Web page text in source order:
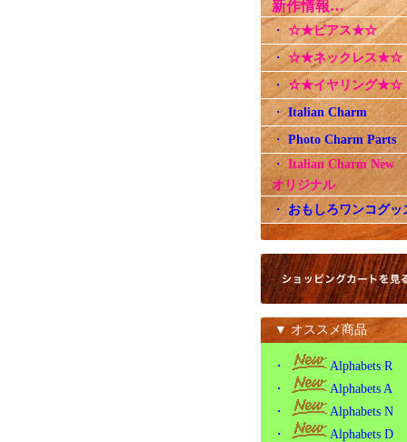
新作情報…
・ ☆★ピアス★☆
・ ☆★ネックレス★☆
・☆★イヤリング★☆
・Italian Charm
・Photo Charm Parts
・ Italian Charm
オリジナル
・ おもしろワンコグッ
▼ オススメ商品
・
Alphabets R
・
Alphabets A
・
Alphabets N
・
Alphabets D